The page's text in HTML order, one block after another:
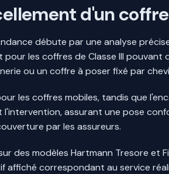
d'un
débute par une analyse
les coffres de Classe III
ou un coffre à poser fixé par
les coffres mobiles, tandis que
assurant une pose
par les assureurs.
des modèles Hartmann Tresore
affiché correspondant au service